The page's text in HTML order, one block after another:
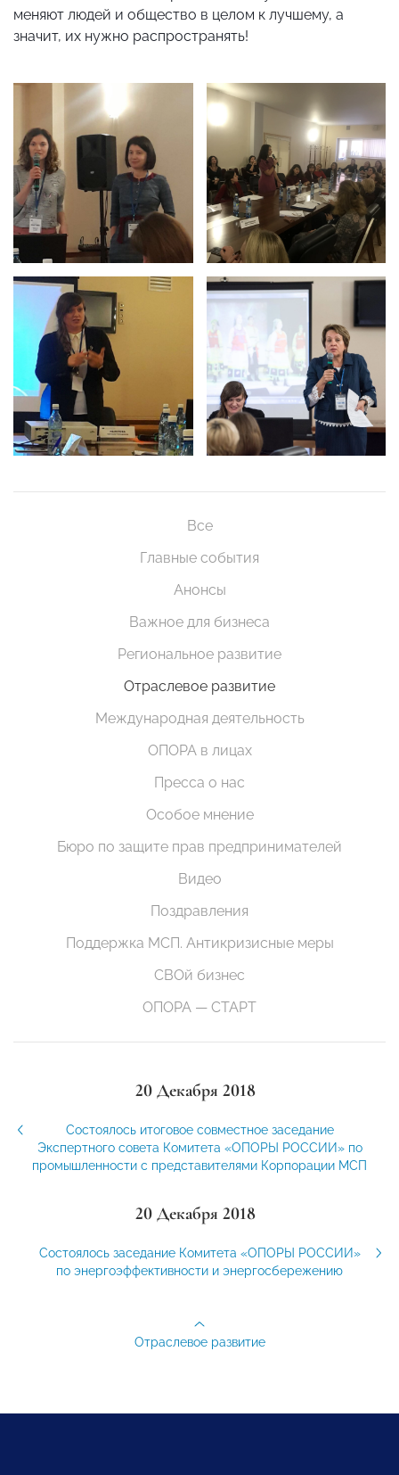
меняют людей и общество в целом к лучшему, а
значит, их нужно распространять!
Все
Главные события
Анонсы
Важное для бизнеса
Региональное развитие
Отраслевое развитие
Международная деятельность
ОПОРА в лицах
Пресса о нас
Особое мнение
Бюро по защите прав предпринимателей
Видео
Поздравления
Поддержка МСП. Антикризисные меры
СВОй бизнес
ОПОРА — СТАРТ
20 Декабря 2018
Состоялось итоговое совместное заседание
Экспертного совета Комитета «ОПОРЫ РОССИИ» по
промышленности с представителями Корпорации МСП
20 Декабря 2018
Состоялось заседание Комитета «ОПОРЫ РОССИИ»
по энергоэффективности и энергосбережению
Отраслевое развитие